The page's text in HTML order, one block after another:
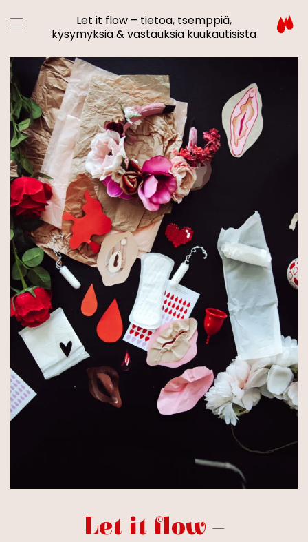
Let it flow – tietoa, tsemppiä,
kysymyksiä & vastauksia kuukautisista
Let it flow –